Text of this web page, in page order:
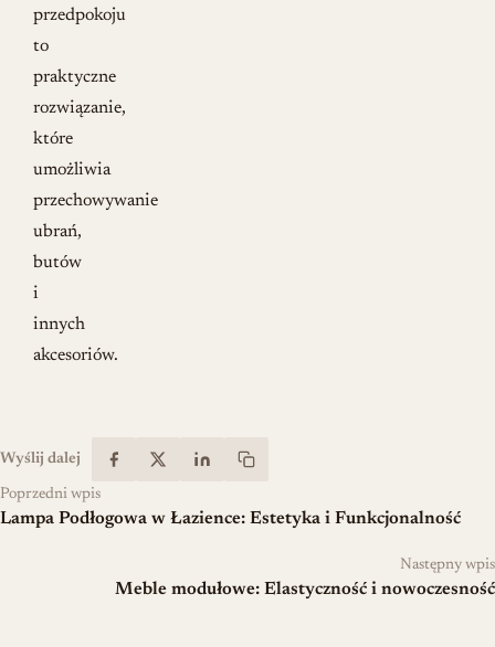
przedpokoju
to
praktyczne
rozwiązanie,
które
umożliwia
przechowywanie
ubrań,
butów
i
innych
akcesoriów.
Wyślij dalej
Poprzedni wpis
Lampa Podłogowa w Łazience: Estetyka i Funkcjonalność
Następny wpis
Meble modułowe: Elastyczność i nowoczesność